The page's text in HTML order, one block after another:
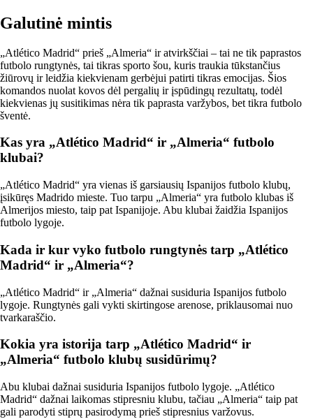
Galutinė mintis
„Atlético Madrid“ prieš „Almeria“ ir atvirkščiai – tai ne tik paprastos
futbolo rungtynės, tai tikras sporto šou, kuris traukia tūkstančius
žiūrovų ir leidžia kiekvienam gerbėjui patirti tikras emocijas. Šios
komandos nuolat kovos dėl pergalių ir įspūdingų rezultatų, todėl
kiekvienas jų susitikimas nėra tik paprasta varžybos, bet tikra futbolo
šventė.
Kas yra „Atlético Madrid“ ir „Almeria“ futbolo
klubai?
„Atlético Madrid“ yra vienas iš garsiausių Ispanijos futbolo klubų,
įsikūręs Madrido mieste. Tuo tarpu „Almeria“ yra futbolo klubas iš
Almerijos miesto, taip pat Ispanijoje. Abu klubai žaidžia Ispanijos
futbolo lygoje.
Kada ir kur vyko futbolo rungtynės tarp „Atlético
Madrid“ ir „Almeria“?
„Atlético Madrid“ ir „Almeria“ dažnai susiduria Ispanijos futbolo
lygoje. Rungtynės gali vykti skirtingose arenose, priklausomai nuo
tvarkaraščio.
Kokia yra istorija tarp „Atlético Madrid“ ir
„Almeria“ futbolo klubų susidūrimų?
Abu klubai dažnai susiduria Ispanijos futbolo lygoje. „Atlético
Madrid“ dažnai laikomas stipresniu klubu, tačiau „Almeria“ taip pat
gali parodyti stiprų pasirodymą prieš stipresnius varžovus.